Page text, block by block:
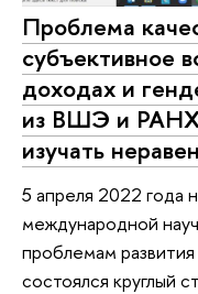
Проблема
субъективное
доходах и
из ВШЭ и
изучать
5 апреля 2022 года
международной
проблемам
состоялся круглый